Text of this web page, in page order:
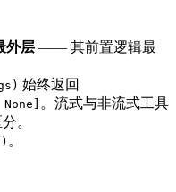
外层 —— 其前置逻辑最
始终返回
。流式与非流式工具
。
。